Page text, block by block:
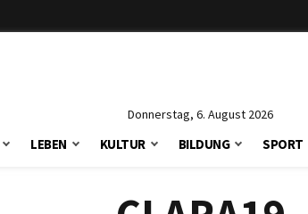
Donnerstag, 6. August 2026
LEBEN KULTUR BILDUNG SPORT